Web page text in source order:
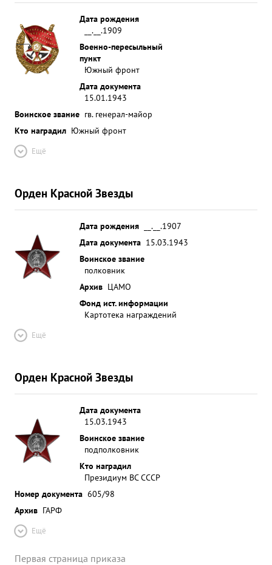
Дата рождения
__.__.1909
Военно-пересыльный
пункт
Южный фронт
Дата документа
15.01.1943
Воинское звание гв. генерал-майор
Кто наградил Южный фронт
Ещё
Орден Красной Звезды
Дата рождения
__.__.1907
Дата документа 15.03.1943
Воинское звание
полковник
Архив ЦАМО
Фонд ист. информации
Картотека награждений
Ещё
Орден Красной Звезды
Дата документа
15.03.1943
Воинское звание
подполковник
Кто наградил
Президиум ВС СССР
Номер документа 605/98
Архив ГАРФ
Ещё
Первая страница приказа